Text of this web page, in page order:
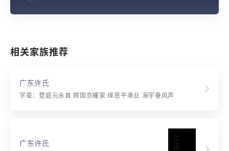
相关家族推荐
广东许氏
字辈：登庭元永首 辉国亦耀家 绎恩平承业 海宇垂风声
广东许氏